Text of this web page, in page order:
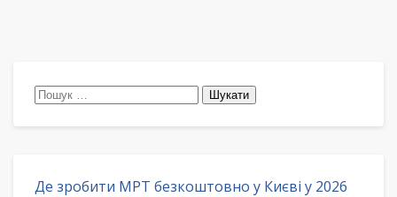
Пошук:
Де зробити МРТ безкоштовно у Києві у 2026